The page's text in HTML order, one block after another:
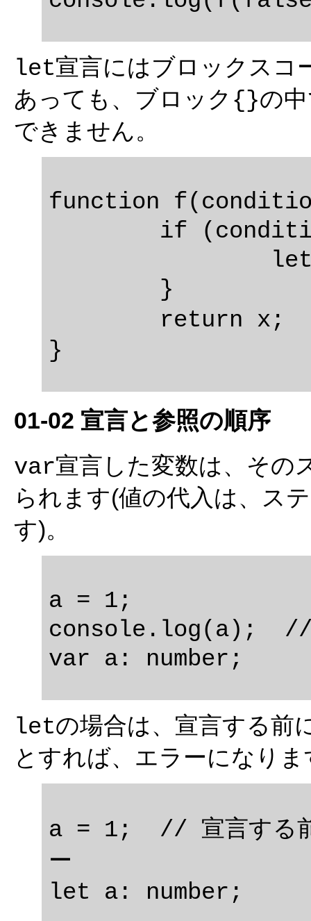
let宣言にはブロックスコ
あっても、ブロック {}の
できません。
function
01-02 宣言と参照の順序
var宣言した変数は、その
られます(値の代入は、ス
す)。
a = 1;
console.log(a);
letの場合は、宣言する前
とすれば、エラーになりま
a = 1;  // 宣言する前
ー